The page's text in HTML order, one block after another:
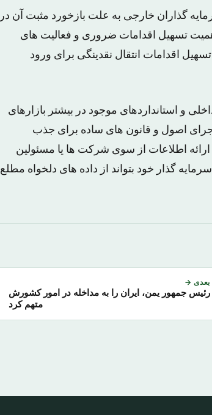
گذاران خارجی به علت بازخورد مثبت آن در
تسهیل اقدامات ضروری و فعالیت های
اقدامات انتقال نقدینگی برای ورود
و استانداردهای موجود در بیشتر بازارهای
اصول و قانون های ساده برای جذب
اطلاعات از سوی شرکت ها یا مسئولین
گذار خود بتواند از داده های دلخواه مطلع
بعدی →
رئیس جمهور یمن، ایران را به مداخله در امور کشورش
متهم کرد